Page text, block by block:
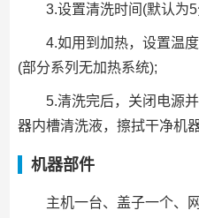
3.设置清洗时间(默认为
4.如用到加热，设置温
(部分系列无加热系统);
5.清洗完后，关闭电源
器内槽清洗液，擦拭干净机器
机器部件
主机一台、盖子一个、